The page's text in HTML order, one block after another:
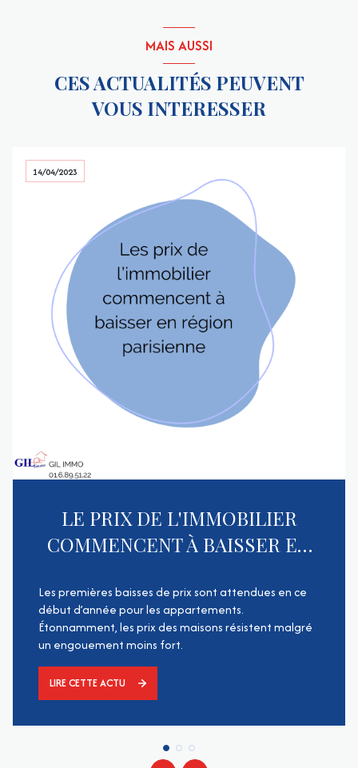
MAIS AUSSI
CES ACTUALITÉS PEUVENT
VOUS INTERESSER
14/04/2023
LE PRIX DE L'IMMOBILIER
COMMENCENT À BAISSER EN
Les premières baisses de prix sont attendues en ce
début d’année pour les appartements.
Étonnamment, les prix des maisons résistent malgré
un engouement moins fort.
LIRE CETTE ACTU